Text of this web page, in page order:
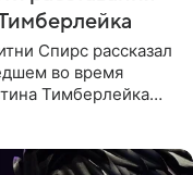
Спирс рассказал
во время
Тимберлейка